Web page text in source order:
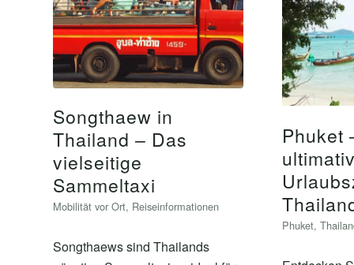
Songthaew in
Thailand – Das
vielseitige
Sammeltaxi
Mobilität vor Ort, Reiseinformationen
Songthaews sind Thailands
Phuket
Phuket,